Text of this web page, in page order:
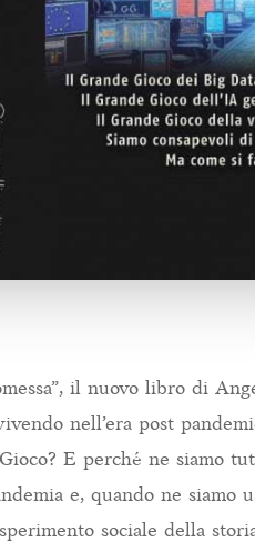
il nuovo libro di
nell’era post
E perché ne siamo
e, quando ne siamo
sociale della